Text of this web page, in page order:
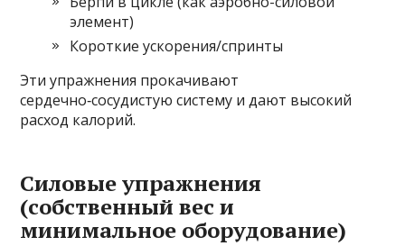
элемент)
Короткие ускорения/спринты
Эти упражнения прокачивают
сердечно‑сосудистую систему и дают высокий
расход калорий.
Силовые упражнения
(собственный вес и
минимальное оборудование)